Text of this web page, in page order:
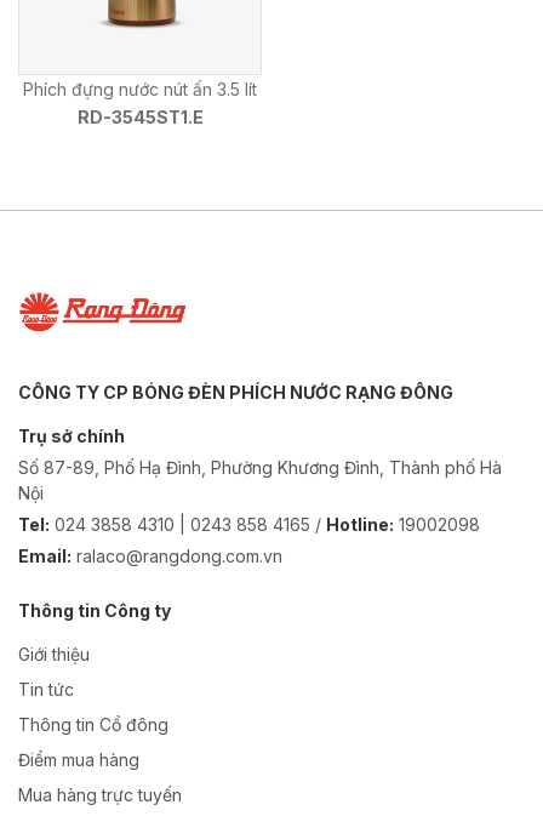
Phích đựng nước nút ấn 3.5 lít
RD-3545ST1.E
CÔNG TY CP BÓNG ĐÈN PHÍCH NƯỚC RẠNG ĐÔNG
Trụ sở chính
Số 87-89, Phố Hạ Đình, Phường Khương Đình, Thành phố Hà
Nội
Tel: 024 3858 4310 | 0243 858 4165 / Hotline: 19002098
Email: ralaco@rangdong.com.vn
Thông tin Công ty
Giới thiệu
Tin tức
Thông tin Cổ đông
Điểm mua hàng
Mua hàng trực tuyến